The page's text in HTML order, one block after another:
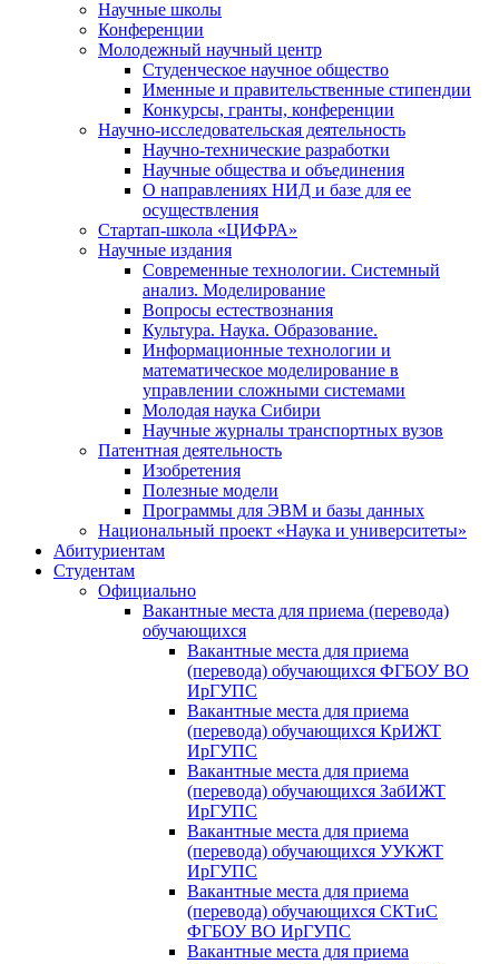
Научные школы
Конференции
Молодежный научный центр
Студенческое научное общество
Именные и правительственные стипендии
Конкурсы, гранты, конференции
Научно-исследовательская деятельность
Научно-технические разработки
Научные общества и объединения
О направлениях НИД и базе для ее
осуществления
Стартап-школа «ЦИФРА»
Научные издания
Современные технологии. Системный
анализ. Моделирование
Вопросы естествознания
Культура. Наука. Образование.
Информационные технологии и
математическое моделирование в
управлении сложными системами
Молодая наука Сибири
Научные журналы транспортных вузов
Патентная деятельность
Изобретения
Полезные модели
Программы для ЭВМ и базы данных
Национальный проект «Наука и университеты»
Абитуриентам
Студентам
Официально
Вакантные места для приема (перевода)
обучающихся
Вакантные места для приема
(перевода) обучающихся ФГБОУ ВО
ИрГУПС
Вакантные места для приема
(перевода) обучающихся КрИЖТ
ИрГУПС
Вакантные места для приема
(перевода) обучающихся ЗабИЖТ
ИрГУПС
Вакантные места для приема
(перевода) обучающихся УУКЖТ
ИрГУПС
Вакантные места для приема
(перевода) обучающихся СКТиС
ФГБОУ ВО ИрГУПС
Вакантные места для приема